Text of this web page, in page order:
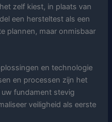
zelf kiest, in plaats van
een hersteltest als een
plannen, maar onmisbaar
en technologie
en processen zijn het
fundament stevig
veiligheid als eerste